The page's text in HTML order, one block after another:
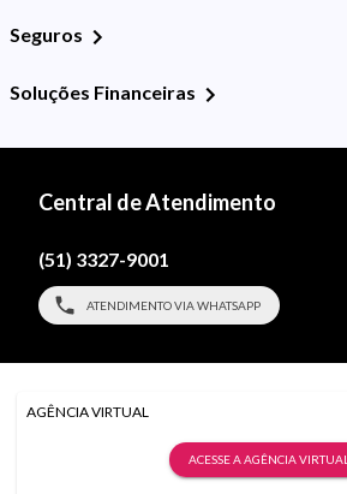
Seguros
Soluções Financeiras
Central de Atendimento
(51) 3327-9001
ATENDIMENTO VIA WHATSAPP
AGÊNCIA VIRTUAL
ACESSE A AGÊNCIA VIRTUAL